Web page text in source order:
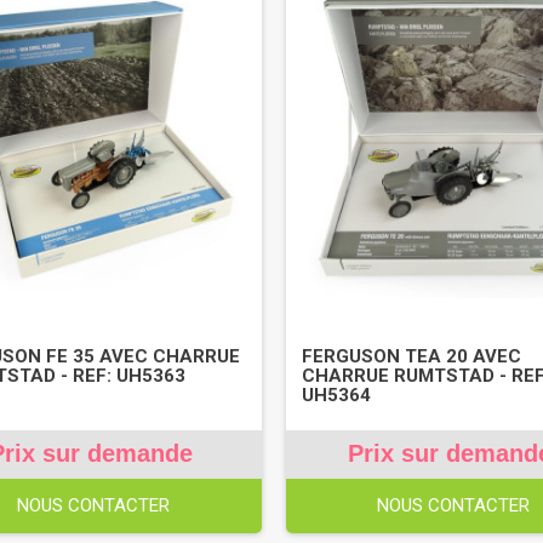
FE 35 AVEC CHARRUE
- REF: UH5363
sur demande
NOUS CONTACTER
FERGUSON TEA 20 AVEC
CHARRUE RUMTSTAD -
UH5364
Prix sur
NOUS CONTACTER